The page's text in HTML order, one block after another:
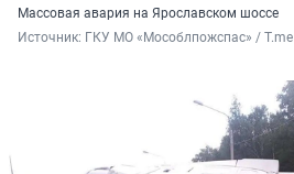
Массовая авария на Ярославском шоссе
Источник: ГКУ МО «Мособлпожспас» / T.me